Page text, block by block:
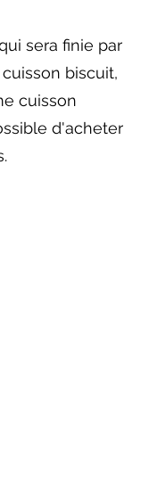
sera finie par
biscuit,
cuisson
d'acheter